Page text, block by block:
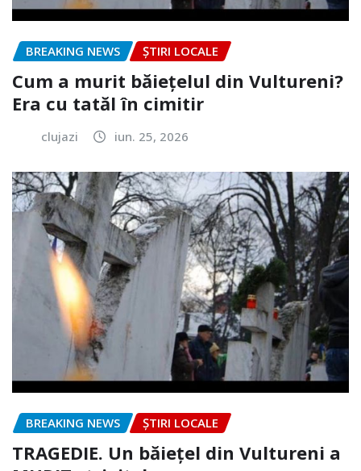
BREAKING NEWS ȘTIRI LOCALE
Cum a murit băiețelul din Vultureni?
Era cu tatăl în cimitir
clujazi iun. 25, 2026
BREAKING NEWS ȘTIRI LOCALE
TRAGEDIE. Un băiețel din Vultureni a